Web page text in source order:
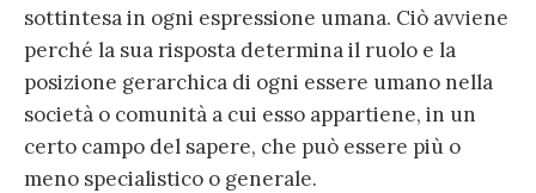
sottintesa in ogni espressione umana. Ciò avviene
perché la sua risposta determina il ruolo e la
posizione gerarchica di ogni essere umano nella
società o comunità a cui esso appartiene, in un
certo campo del sapere, che può essere più o
meno specialistico o generale.